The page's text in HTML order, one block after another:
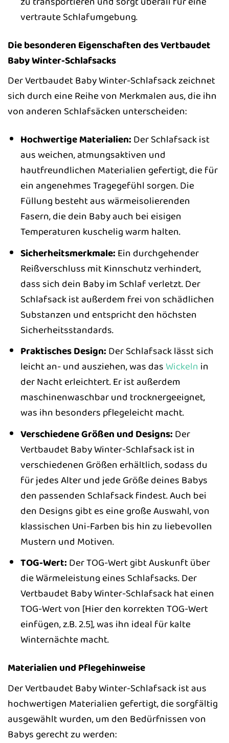
vertraute Schlafumgebung.
Die besonderen Eigenschaften des Vertbaudet
Baby Winter-Schlafsacks
Der Vertbaudet Baby Winter-Schlafsack zeichnet
sich durch eine Reihe von Merkmalen aus, die ihn
von anderen Schlafsäcken unterscheiden:
Hochwertige Materialien: Der Schlafsack ist
aus weichen, atmungsaktiven und
hautfreundlichen Materialien gefertigt, die für
ein angenehmes Tragegefühl sorgen. Die
Füllung besteht aus wärmeisolierenden
Fasern, die dein Baby auch bei eisigen
Temperaturen kuschelig warm halten.
Sicherheitsmerkmale: Ein durchgehender
Reißverschluss mit Kinnschutz verhindert,
dass sich dein Baby im Schlaf verletzt. Der
Schlafsack ist außerdem frei von schädlichen
Substanzen und entspricht den höchsten
Sicherheitsstandards.
Praktisches Design: Der Schlafsack lässt sich
leicht an- und ausziehen, was das Wickeln in
der Nacht erleichtert. Er ist außerdem
maschinenwaschbar und trocknergeeignet,
was ihn besonders pflegeleicht macht.
Verschiedene Größen und Designs: Der
Vertbaudet Baby Winter-Schlafsack ist in
verschiedenen Größen erhältlich, sodass du
für jedes Alter und jede Größe deines Babys
den passenden Schlafsack findest. Auch bei
den Designs gibt es eine große Auswahl, von
klassischen Uni-Farben bis hin zu liebevollen
Mustern und Motiven.
TOG-Wert: Der TOG-Wert gibt Auskunft über
die Wärmeleistung eines Schlafsacks. Der
Vertbaudet Baby Winter-Schlafsack hat einen
TOG-Wert von [Hier den korrekten TOG-Wert
einfügen, z.B. 2.5], was ihn ideal für kalte
Winternächte macht.
Materialien und Pflegehinweise
Der Vertbaudet Baby Winter-Schlafsack ist aus
hochwertigen Materialien gefertigt, die sorgfältig
ausgewählt wurden, um den Bedürfnissen von
Babys gerecht zu werden: